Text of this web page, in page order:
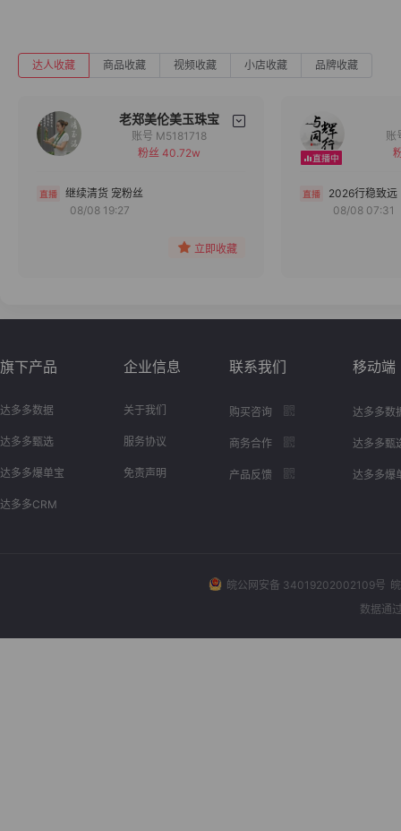
达人收藏 商品收藏 视频收藏 小店收藏 品牌收藏
老郑美伦美玉珠宝
备注
账号 M5181718
粉丝 40.72w
继续清货 宠粉丝
08/08 19:27
立即收藏
2026行稳致远
08/08 07:31
旗下产品
达多多数据
达多多甄选
达多多爆单宝
达多多CRM
企业信息
关于我们
服务协议
免责声明
联系我们
购买咨询
商务合作
产品反馈
移动端
达多多数
达多多甄
达多多爆
皖公网安备 34019202002109号
数据通